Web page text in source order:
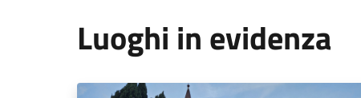
Luoghi in evidenza